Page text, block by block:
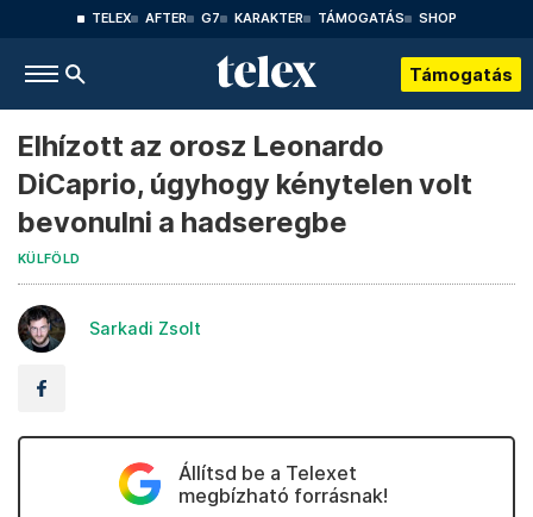
TELEX AFTER G7 KARAKTER TÁMOGATÁS SHOP
Támogatás
Elhízott az orosz Leonardo
DiCaprio, úgyhogy kénytelen volt
bevonulni a hadseregbe
KÜLFÖLD
Sarkadi Zsolt
Állítsd be a Telexet
megbízható forrásnak!